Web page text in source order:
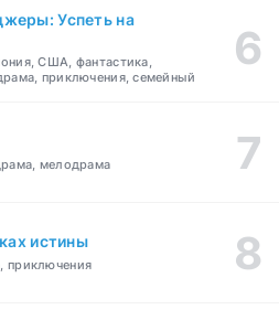
Успеть на
США, фантастика,
приключения, семейный
мелодрама
истины